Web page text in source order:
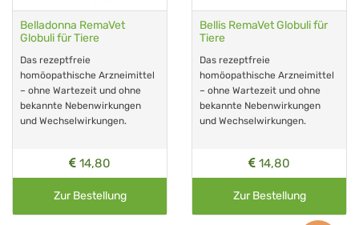
Belladonna RemaVet
Globuli für Tiere
Das rezeptfreie
homöopathische Arzneimittel
– ohne Wartezeit und ohne
bekannte Nebenwirkungen
und Wechselwirkungen.
14,80
Zur Bestellung
Bellis RemaVet Globuli für
Tiere
Das rezeptfreie
homöopathische Arzneimittel
– ohne Wartezeit und ohne
bekannte Nebenwirkungen
und Wechselwirkungen.
14,80
Zur Bestellung